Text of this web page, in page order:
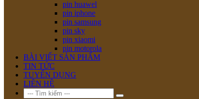
pin huawel
pin iphone
pin samsung
pin sky
pin xiaomi
pin motorola
BÀI VIẾT SẢN PHẨM
TIN TỨC
TUYỂN DỤNG
LIÊN HỆ